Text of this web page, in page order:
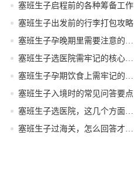
塞班生子启程前的各种筹备工作
塞班生子出发前的行李打包攻略
塞班生子入境时的常见问答要点